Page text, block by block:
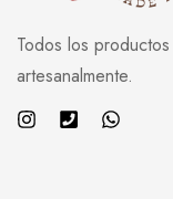
Todos los
artesanalmente.